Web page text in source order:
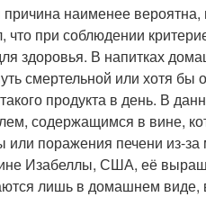
наименее вероятна,
что при соблюдении
здоровья. В напитках
смертельной или хотя
продукта в день. В
содержащимся в вине,
или поражения печени из-за
Изабеллы, США, её
лишь в домашнем виде,